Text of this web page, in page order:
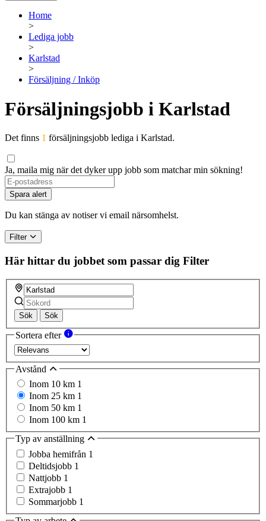
Home
>
Lediga jobb
>
Karlstad
>
Försäljning / Inköp
Försäljningsjobb i Karlstad
Det finns 1 försäljningsjobb lediga i Karlstad.
Ja, maila mig när det dyker upp jobb som matchar min sökning!
Spara alert
Du kan stänga av notiser vi email närsomhelst.
Filter
Här hittar du jobbet som passar dig Filter
Sök Sök
Sortera efter
Avstånd
Inom 10 km 1
Inom 25 km 1
Inom 50 km 1
Inom 100 km 1
Typ av anställning
Jobba hemifrån 1
Deltidsjobb 1
Nattjobb 1
Extrajobb 1
Sommarjobb 1